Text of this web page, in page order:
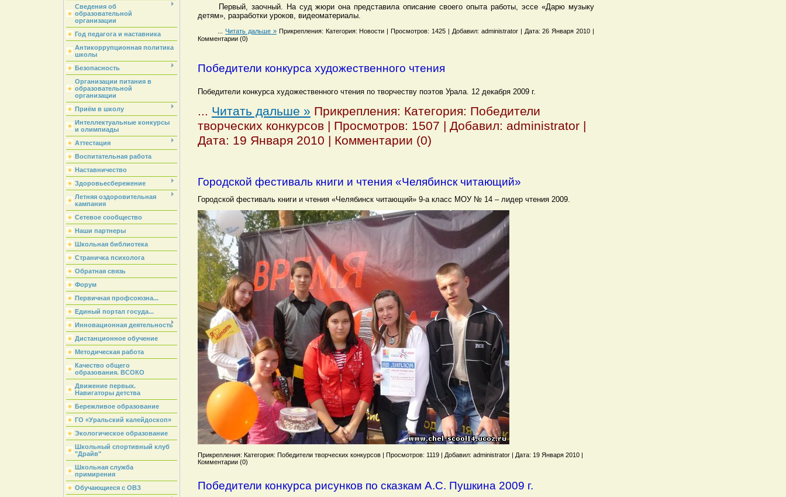
Сведения об
образовательной
организации
Год педагога и наставника
Антикоррупционная политика
школы
Безопасность
Организации питания в
образовательной
организации
Приём в школу
Интеллектуальные конкурсы
и олимпиады
Аттестация
Воспитательная работа
Наставничество
Здоровьесбережение
Летняя оздоровительная
кампания
Сетевое сообщество
Наши партнеры
Школьная библиотека
Страничка психолога
Обратная связь
Форум
Первичная профсоюзна...
Единый портал госуда...
Инновационная деятельность
Дистанционное обучение
Методическая работа
Качество общего
образования. ВСОКО
Движение первых.
Навигаторы детства
Бережливое образование
ГО «Уральский калейдоскоп»
Экологическое образование
Школьный спортивный клуб
"Драйв"
Школьная служба
примирения
Обучающиеся с ОВЗ
Первый, заочный. На суд жюри она представила описание своего опыта работы, эссе «Дарю музыку
детям», разработки уроков, видеоматериалы.
...Читать дальше » Прикрепления: Категория: Новости | Просмотров: 1425 | Добавил: administrator | Дата: 26 Января 2010 |
Комментарии (0)
Победители конкурса художественного чтения
Победители конкурса художественного чтения по творчеству поэтов Урала. 12 декабря 2009 г.
... Читать дальше » Прикрепления: Категория: Победители
творческих конкурсов | Просмотров: 1507 | Добавил: administrator |
Дата: 19 Января 2010 | Комментарии (0)
Городской фестиваль книги и чтения «Челябинск читающий»
Городской фестиваль книги и чтения «Челябинск читающий» 9-а класс МОУ № 14 – лидер чтения 2009.
Прикрепления: Категория: Победители творческих конкурсов | Просмотров: 1119 | Добавил: administrator | Дата: 19 Января 2010 |
Комментарии (0)
Победители конкурса рисунков по сказкам А.С. Пушкина 2009 г.